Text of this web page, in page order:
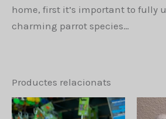
home, first it’s important to fully
charming parrot species…
Productes relacionats